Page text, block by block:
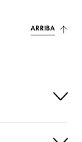
ARRIBA